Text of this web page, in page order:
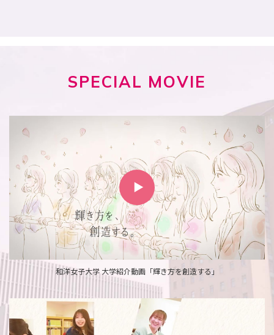
SPECIAL MOVIE
和洋女子大学 大学紹介動画「輝き方を創造する」